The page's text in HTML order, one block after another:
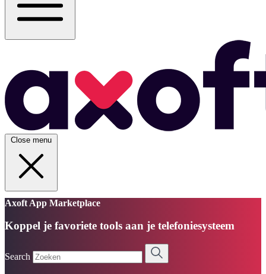
Close menu
Axoft App Marketplace
Koppel je favoriete tools aan je telefoniesysteem
Search